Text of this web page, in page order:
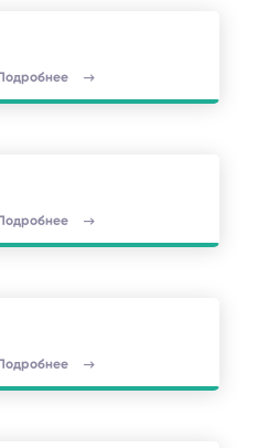
Подробнее
Подробнее
Подробнее